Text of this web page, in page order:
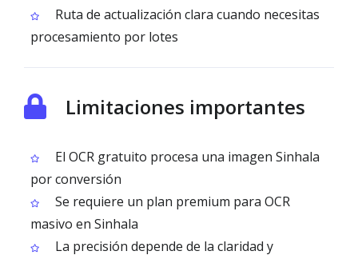
Ruta de actualización clara cuando necesitas
procesamiento por lotes
Limitaciones importantes
El OCR gratuito procesa una imagen Sinhala
por conversión
Se requiere un plan premium para OCR
masivo en Sinhala
La precisión depende de la claridad y